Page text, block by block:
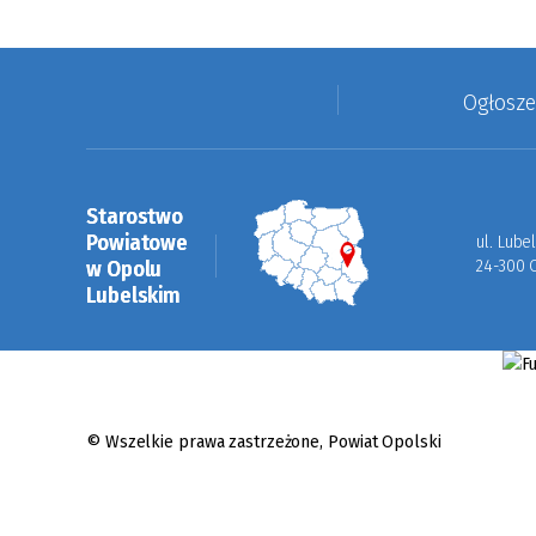
Starostwo
Powiatowe
w Opolu
Lubelskim
ul.
24-300
© Wszelkie prawa zastrzeżone, Powiat Opolski